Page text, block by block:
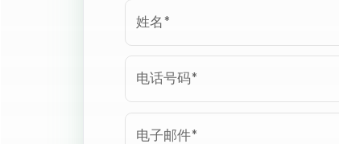
姓名*
电话号码*
电子邮件*